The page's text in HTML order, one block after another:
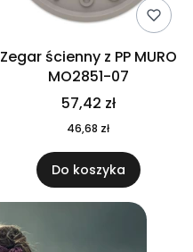
Zegar ścienny z PP MURO
MO2851-07
57,42 zł
46,68 zł
Do koszyka